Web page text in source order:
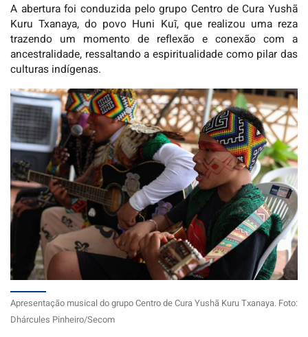
A abertura foi conduzida pelo grupo Centro de Cura Yushã
Kuru Txanaya, do povo Huni Kuĩ, que realizou uma reza
trazendo um momento de reflexão e conexão com a
ancestralidade, ressaltando a espiritualidade como pilar das
culturas indígenas.
Apresentação musical do grupo Centro de Cura Yushã Kuru Txanaya. Foto:
Dhárcules Pinheiro/Secom